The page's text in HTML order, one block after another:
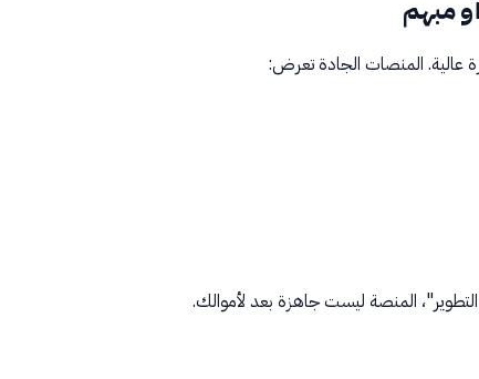
المنصات الجادة تعرض:
التطوير"، المنصة ليست جاهزة بعد لأموالك.